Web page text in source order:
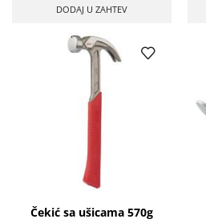
DODAJ U ZAHTEV
Čekić sa ušicama 570g